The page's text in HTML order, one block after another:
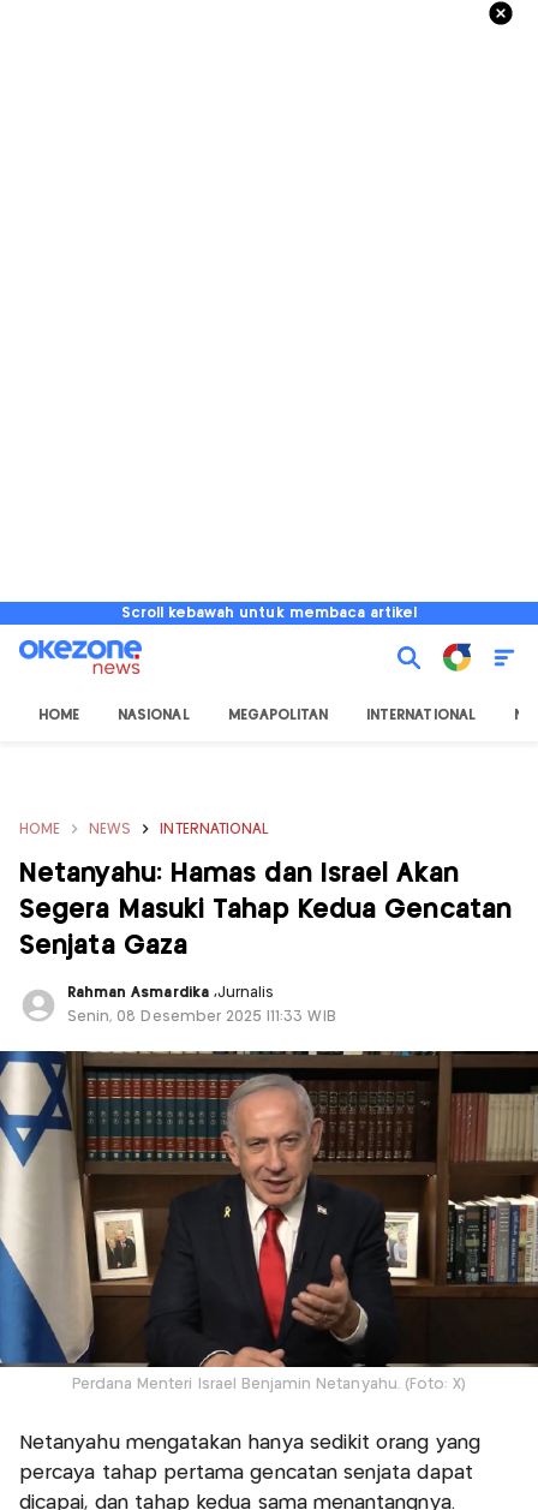
Scroll kebawah untuk membaca artikel
HOME NASIONAL MEGAPOLITAN INTERNATIONAL
HOME NEWS INTERNATIONAL
Netanyahu: Hamas dan Israel Akan
Segera Masuki Tahap Kedua Gencatan
Senjata Gaza
Rahman Asmardika ,Jurnalis
Senin, 08 Desember 2025 |11:33 WIB
Perdana Menteri Israel Benjamin Netanyahu. (Foto: X)
Netanyahu mengatakan hanya sedikit orang yang
percaya tahap pertama gencatan senjata dapat
dicapai, dan tahap kedua sama menantangnya.